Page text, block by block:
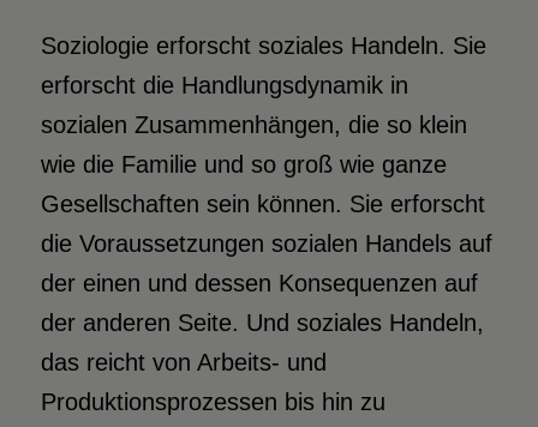
Soziologie erforscht soziales Handeln. Sie
erforscht die Handlungsdynamik in
sozialen Zusammenhängen, die so klein
wie die Familie und so groß wie ganze
Gesellschaften sein können. Sie erforscht
die Voraussetzungen sozialen Handels auf
der einen und dessen Konsequenzen auf
der anderen Seite. Und soziales Handeln,
das reicht von Arbeits- und
Produktionsprozessen bis hin zu